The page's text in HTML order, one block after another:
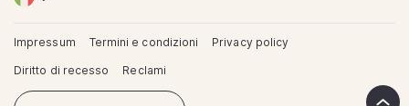
Impressum Termini e condizioni Privacy policy
Diritto di recesso Reclami